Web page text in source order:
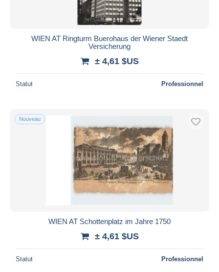
WIEN AT Ringturm Buerohaus der Wiener Staedt
Versicherung
± 4,61 $US
Statut Professionnel
Nouveau
WIEN AT Schottenplatz im Jahre 1750
± 4,61 $US
Statut Professionnel